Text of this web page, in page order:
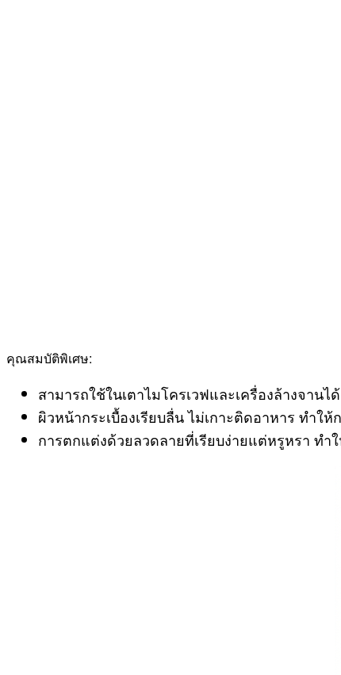
คุณสมบัติพิเศษ:
สามารถใช้ในเตาไมโครเวฟและเครื่องล้างจาน
ผิวหน้ากระเบื้องเรียบลื่น ไม่เกาะติดอาหาร ทำให้
การตกแต่งด้วยลวดลายที่เรียบง่ายแต่หรูหรา ทำ